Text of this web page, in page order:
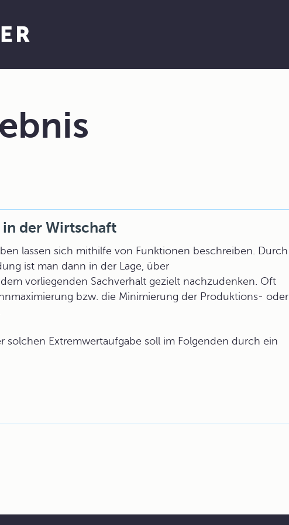
der Wirtschaft
lassen sich mithilfe von Funktionen beschreiben. Durch
ist man dann in der Lage, über
vorliegenden Sachverhalt gezielt nachzudenken. Oft
bzw. die Minimierung der Produktions- oder
solchen Extremwertaufgabe soll im Folgenden durch ein